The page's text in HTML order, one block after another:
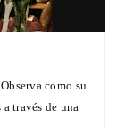
como su
través de una